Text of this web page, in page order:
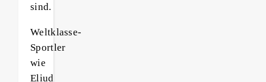
sind.
Weltklasse-
Sportler
wie
Eliud